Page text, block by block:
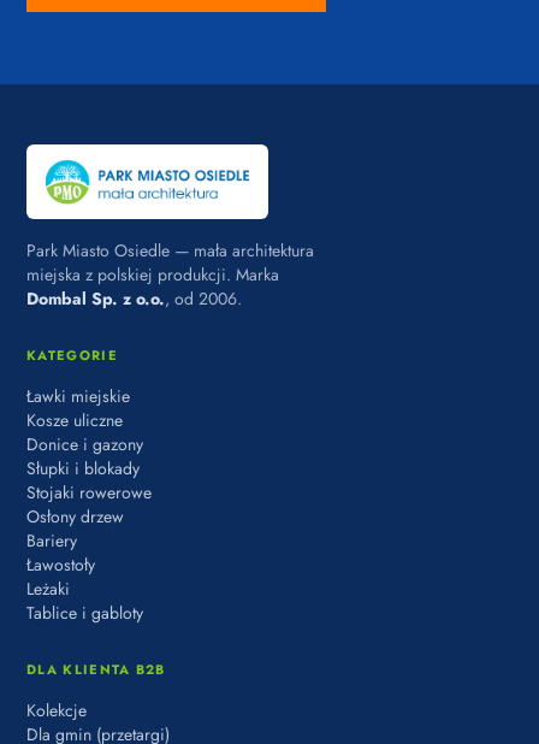
Park Miasto Osiedle — mała architektura
miejska z polskiej produkcji. Marka
Dombal Sp. z o.o., od 2006.
KATEGORIE
Ławki miejskie
Kosze uliczne
Donice i gazony
Słupki i blokady
Stojaki rowerowe
Osłony drzew
Bariery
Ławostoły
Leżaki
Tablice i gabloty
DLA KLIENTA B2B
Kolekcje
Dla gmin (przetargi)